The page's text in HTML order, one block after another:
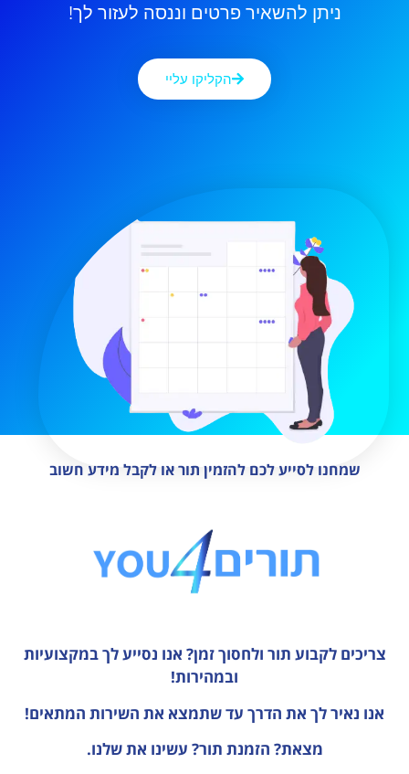
ניתן להשאיר פרטים וננסה לעזור לך!
הקליקו עליי
שמחנו לסייע לכם להזמין תור או לקבל מידע חשוב
צריכים לקבוע תור ולחסוך זמן? אנו נסייע לך במקצועיות
ובמהירות!
אנו נאיר לך את הדרך עד שתמצא את השירות המתאים!
מצאת? הזמנת תור? עשינו את שלנו.